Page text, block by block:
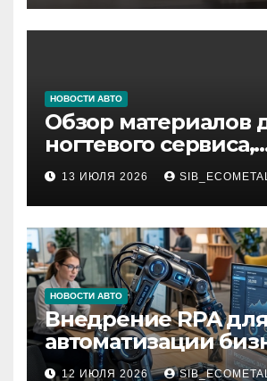
НОВОСТИ АВТО
Обзор материалов
ногтевого сервиса,
наращивания
депиляции
13 ИЮЛЯ 2026
НОВОСТИ АВТО
Внедрение RPA
автоматизации
процессов
12 ИЮЛЯ 2026